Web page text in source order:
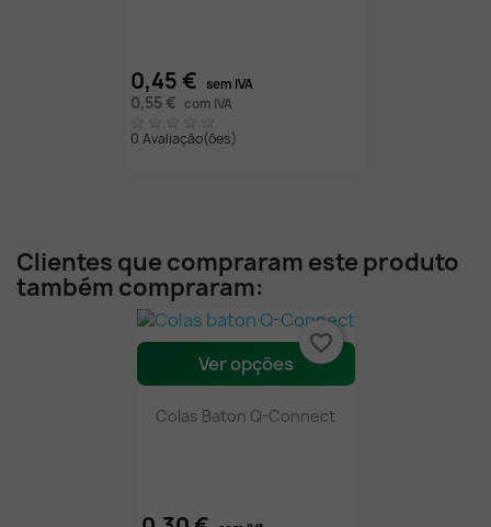
0,45 € sem IVA
0,55 € com IVA
0 Avaliação(ões)
Clientes que compraram este produto
também compraram:
Ver opções
Colas Baton Q-Connect
favorite_border